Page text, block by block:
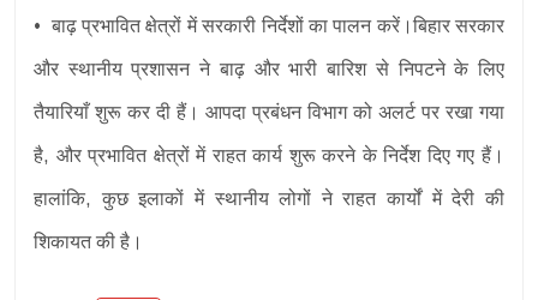
• बाढ़ प्रभावित क्षेत्रों में सरकारी निर्देशों का पालन करें।बिहार सरकार
और स्थानीय प्रशासन ने बाढ़ और भारी बारिश से निपटने के लिए
तैयारियाँ शुरू कर दी हैं। आपदा प्रबंधन विभाग को अलर्ट पर रखा गया
है, और प्रभावित क्षेत्रों में राहत कार्य शुरू करने के निर्देश दिए गए हैं।
हालांकि, कुछ इलाकों में स्थानीय लोगों ने राहत कार्यों में देरी की
शिकायत की है।